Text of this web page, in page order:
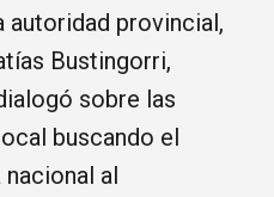
autoridad provincial,
Bustingorri,
sobre las
buscando el
al